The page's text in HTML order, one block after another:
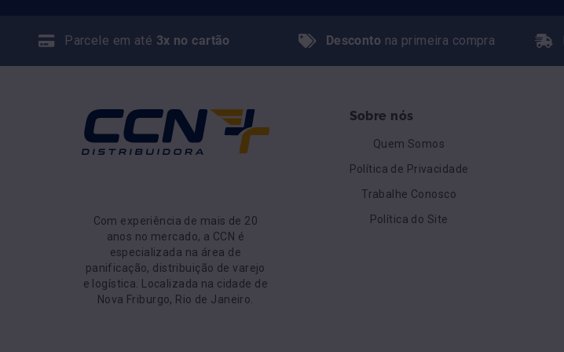
Parcele em até 3x no cartão Desconto na primeira compra
Com experiência de mais de 20
anos no mercado, a CCN é
especializada na área de
panificação, distribuição de varejo
e logística. Localizada na cidade de
Nova Friburgo, Rio de Janeiro.
Sobre nós
Quem Somos
Política de Privacidade
Trabalhe Conosco
Política do Site